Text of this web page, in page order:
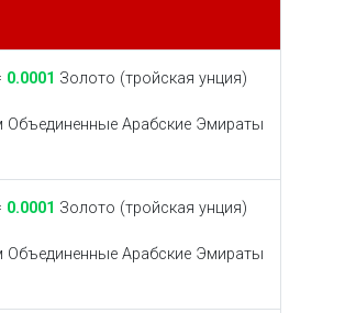
0.0001 Золото (тройская унция)
Арабские Эмираты
0.0001 Золото (тройская унция)
Арабские Эмираты